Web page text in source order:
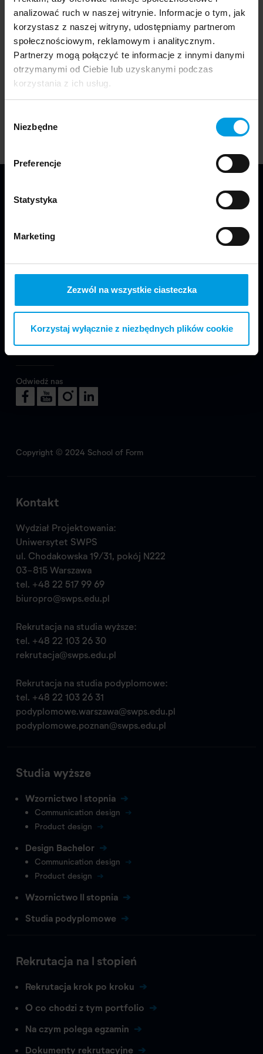
analizować ruch w naszej witrynie. Informacje o tym, jak
korzystasz z naszej witryny, udostępniamy partnerom
społecznościowym, reklamowym i analitycznym.
Partnerzy mogą połączyć te informacje z innymi danymi
otrzymanymi od Ciebie lub uzyskanymi podczas
korzystania z ich usług.
zgody
Niezbędne
Preferencje
Statystyka
Marketing
Zezwól na wszystkie ciasteczka
Korzystaj wyłącznie z niezbędnych plików cookie
absolwentów konkretnego rocznika i uhonorowanie
ich poprzez prezentację prac dyplomowych. Z drugiej
to podsumowanie najważniejszych i najciekawszych
projektów, które realizowaliśmy z studentami w
ostatnim roku.
Jesteśmy częścią Wydziału Projektowania
w Warszawie Uniwersytetu SWPS.
Odwiedź nas
Copyright © 2024 School of Form
Kontakt
Wydział Projektowania:
Uniwersytet SWPS
ul. Chodakowska 19/31, pokój N222
03-815 Warszawa
tel. +48 22 517 99 69
biuropro@swps.edu.pl
Rekrutacja na studia wyższe:
tel. +48 22 103 26 30
rekrutacja@swps.edu.pl
Rekrutacja na studia podyplomowe:
tel. +48 22 103 26 31
podyplomowe.warszawa@swps.edu.pl
podyplomowe.poznan@swps.edu.pl
Studia wyższe
Wzornictwo I stopnia
Communication design
Product design
Design Bachelor
Communication design
Product design
Wzornictwo II stopnia
Studia podyplomowe
Rekrutacja na I stopień
Rekrutacja krok po kroku
O co chodzi z tym portfolio
Na czym polega egzamin
Dokumenty rekrutacyjne